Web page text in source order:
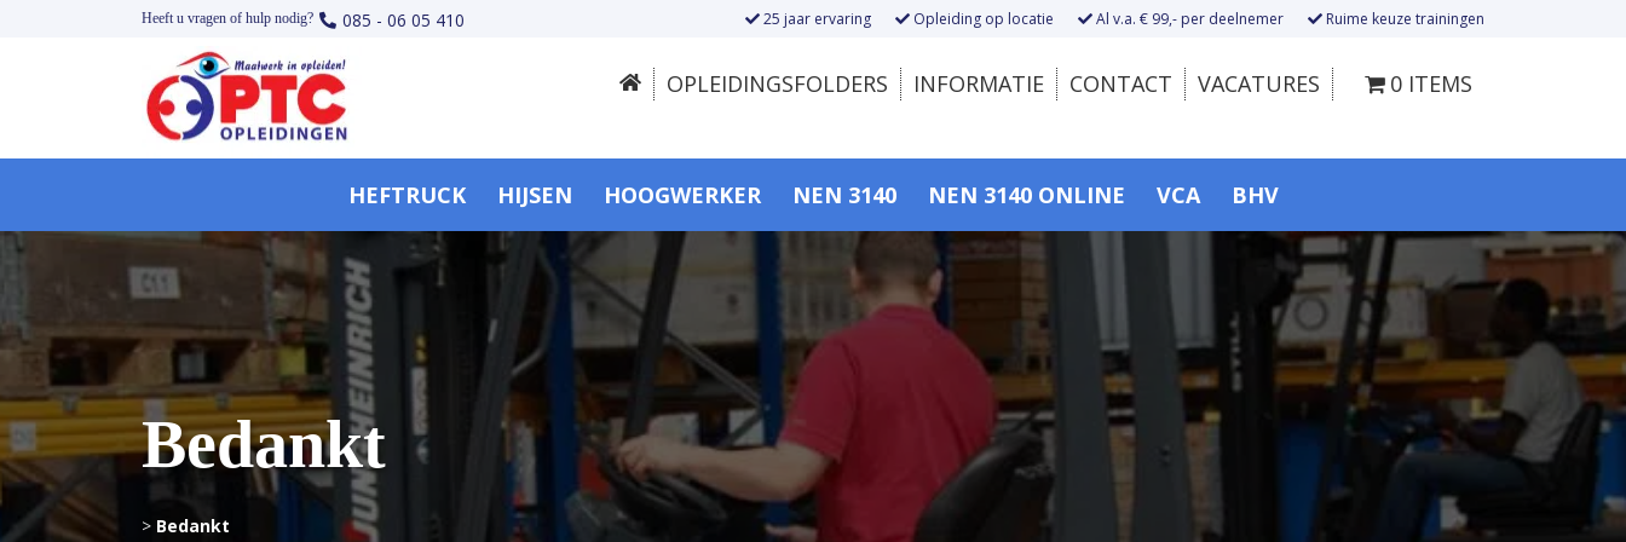
Heeft u vragen of hulp nodig? 085 - 06 05 410 25 jaar ervaring Opleiding op locatie Al v.a. € 99,- per deelnemer Ruime keuze trainingen
OPLEIDINGSFOLDERS INFORMATIE CONTACT VACATURES 0 ITEMS
HEFTRUCK HIJSEN HOOGWERKER NEN 3140 NEN 3140 ONLINE VCA BHV
Bedankt
> Bedankt